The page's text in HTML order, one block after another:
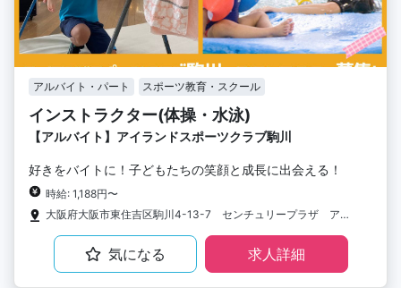
アルバイト・パート スポーツ教育・スクール
インストラクター(体操・水泳)
【アルバイト】アイランドスポーツクラブ駒川
好きをバイトに！子どもたちの笑顔と成長に出会える！
時給: 1,188円〜
大阪府大阪市東住吉区駒川4-13-7 センチュリープラザ アイランドスポーツクラブ駒川
気になる 求人詳細